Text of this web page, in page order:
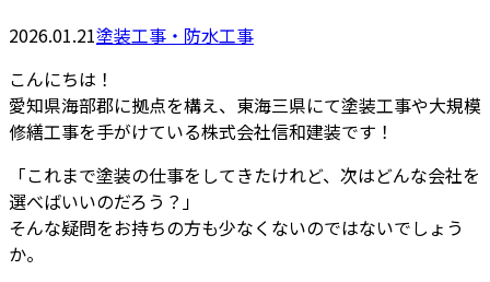
2026.01.21塗装工事・防水工事
こんにちは！
愛知県海部郡に拠点を構え、東海三県にて塗装工事や大規模
修繕工事を手がけている株式会社信和建装です！
「これまで塗装の仕事をしてきたけれど、次はどんな会社を
選べばいいのだろう？」
そんな疑問をお持ちの方も少なくないのではないでしょう
か。